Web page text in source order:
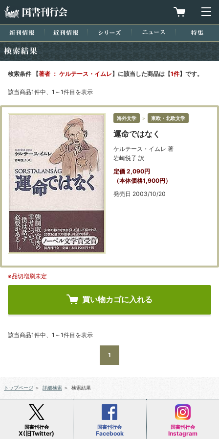
買物カゴを
新刊情報 近刊情報 シリーズ ニュース
検索条件 【著者 ： ケルテース・イムレ】に該当した商品は【1件】です。
該当商品1件中、1～1件目を表示
海外文学 ＞ 東欧・北欧文学
運命ではなく
ケルテース・イムレ 著
岩崎悦子 訳
定価 2,090円
（本体価格1,900円）
発売日 2003/10/20
※品切増刷未定
買い物カゴに入れる
該当商品1件中、1～1件目を表示
1
トップページ ＞ 詳細検索 ＞ 検索結果
国書刊行会
X(旧Twitter)
国書刊行会
Facebook
国書刊行会
Instagram